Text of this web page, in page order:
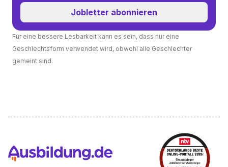
Jobletter abonnieren
Für eine bessere Lesbarkeit kann es sein, dass nur eine
Geschlechtsform verwendet wird, obwohl alle Geschlechter
gemeint sind.